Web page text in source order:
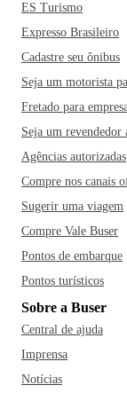
ES Turismo
Expresso Brasileiro
Cadastre seu ônibus
Seja um motorista
Fretado para
Seja um revendedor
Agências autorizadas
Compre nos canais
Sugerir uma viagem
Compre Vale Buser
Pontos de embarque
Pontos turísticos
Sobre a Buser
Central de ajuda
Imprensa
Notícias